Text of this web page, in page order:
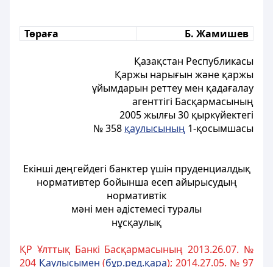
Төраға Б. Жамишев
Қазақстан Республикасы
Қаржы нарығын және қаржы
ұйымдарын реттеу мен қадағалау
агенттiгi Басқармасының
2005 жылғы 30 қыркүйектегi
№ 358 қаулысының 1-қосымшасы
Екiншi деңгейдегi банктер үшiн пруденциалдық
нормативтер бойынша есеп айырысудың
нормативтiк
мәнi мен әдiстемесi туралы
нұсқаулық
ҚР Ұлттық Банкі Басқармасының 2013.26.07. №
204 Қаулысымен (бұр.ред.қара); 2014.27.05. № 97